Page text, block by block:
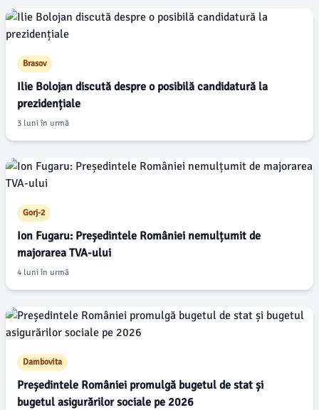
Brasov
Ilie Bolojan discută despre o posibilă candidatură la
prezidențiale
3 luni în urmă
Gorj-2
Ion Fugaru: Președintele României nemulțumit de
majorarea TVA-ului
4 luni în urmă
Dambovita
Președintele României promulgă bugetul de stat și
bugetul asigurărilor sociale pe 2026